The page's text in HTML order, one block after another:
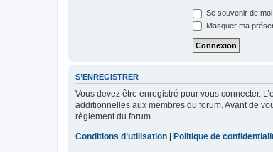
Se souvenir de moi
Masquer ma
S’ENREGISTRER
Vous devez être enregistré pour vous connecter.
additionnelles aux membres du forum. Avant de
règlement du forum.
Conditions d’utilisation | Politique de